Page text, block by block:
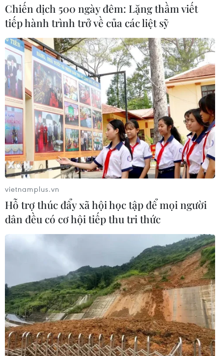
Hàn Quốc đề nghị Triều Tiên thông báo
trước khi xả đập ở biên giới
28/06/2022 07:40
Chính phủ Hàn Quốc ngày 28/6 đề nghị Triều Tiên
thông báo trước khi xả đập, gọi đây là “một biện pháp
cơ bản” để bảo vệ tính mạng và tài sản của người dân
Hàn Quốc ở phía Nam biên giới.
Chiến dịch 500 ngày đêm: Lặng thầm viết
tiếp hành trình trở về của các liệt sỹ
vietnamplus.vn
Hỗ trợ thúc đẩy xã hội học tập để mọi người
dân đều có cơ hội tiếp thu tri thức